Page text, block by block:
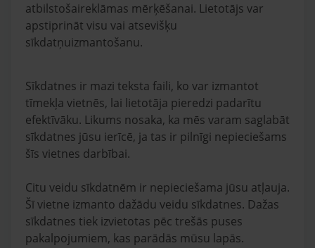
atbilstošaireklāmas mērķēšanai. Lietotājs var
apstiprināt visu vai atsevišķu
sīkdatņuizmantošanu.
Sīkdatnes ir mazi teksta faili, ko var izmantot
tīmekļa vietnēs, lai lietotāja pieredzi padarītu
efektīvāku. Likums nosaka, ka mēs varam saglabāt
sīkdatnes jūsu ierīcē, ja tas ir pilnīgi nepieciešams
šīs vietnes darbībai.
Citu veidu sīkdatnēm ir nepieciešama jūsu atļauja.
Šī vietne izmanto dažādu veidu sīkdatnes. Dažas
sīkdatnes tiek izvietotas pēc trešās puses
pakalpojumiem, kas parādās mūsu lapās.